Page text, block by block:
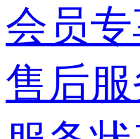
会员
售后